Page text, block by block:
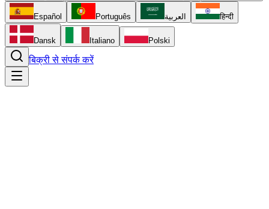
Español Português العربية हिन्दी
Dansk Italiano Polski
बिक्री से संपर्क करें